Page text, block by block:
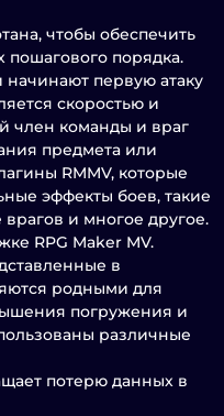
чтобы обеспечить
порядка.
первую атаку
скоростью и
член команды и враг
предмета или
RMMV, которые
эффекты боев, такие
и многое другое.
RPG Maker MV.
в
родными для
погружения и
различные
потерю данных в